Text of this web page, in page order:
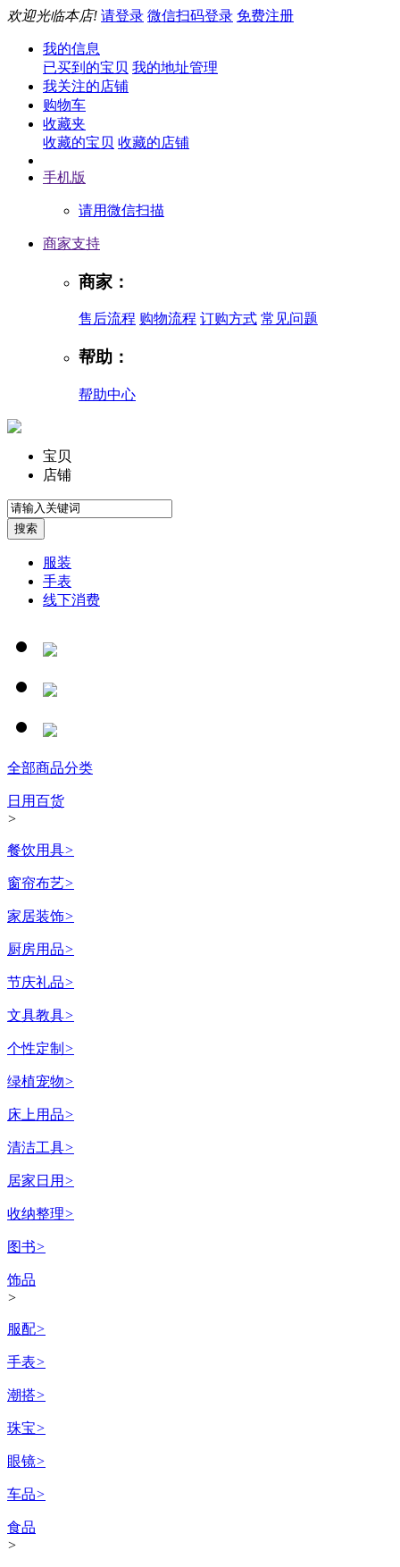
欢迎光临本店! 请登录 微信扫码登录 免费注册
我的信息
已买到的宝贝 我的地址管理
我关注的店铺
购物车
收藏夹
收藏的宝贝 收藏的店铺
手机版
请用微信扫描
商家支持
商家：
售后流程 购物流程 订购方式 常见问题
帮助：
帮助中心
宝贝
店铺
服装
手表
线下消费
全部商品分类
日用百货
>
餐饮用具>
窗帘布艺>
家居装饰>
厨房用品>
节庆礼品>
文具教具>
个性定制 >
绿植宠物>
床上用品>
清洁工具>
居家日用 >
收纳整理>
图书>
饰品
>
服配>
手表>
潮搭>
珠宝>
眼镜>
车品>
食品
>